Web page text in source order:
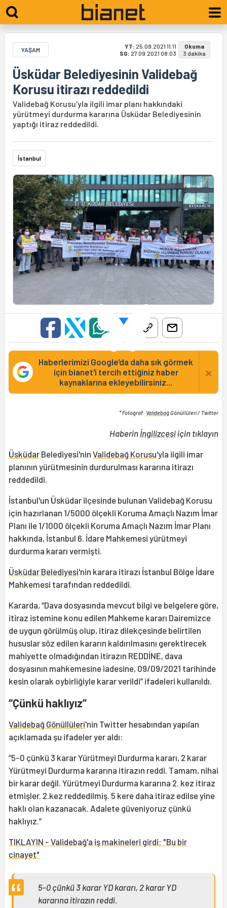
YAŞAM YT: 25.09.2021 11:11
SG: 27.09.2021 08:03
Okuma
3 dakika
Üsküdar Belediyesinin Validebağ
Korusu itirazı reddedildi
Validebağ Korusu'yla ilgili imar planı hakkındaki
yürütmeyi durdurma kararına Üsküdar Belediyesinin
yaptığı itiraz reddedildi.
İstanbul
Haberlerimizi Google'da daha sık görmek
için bianet'i tercih ettiğiniz haber
kaynaklarına ekleyebilirsiniz...
×
* Fotoğraf: ValidebağGönüllüleri / Twitter
Haberin İngilizcesiiçin tıklayın
Üsküdar Belediyesi'nin Validebağ Korusu'yla ilgili imar
planının yürütmesinin durdurulması kararına itirazı
reddedildi.
İstanbul'un Üsküdar ilçesinde bulunan Validebağ Korusu
için hazırlanan 1/5000 ölçekli Koruma Amaçlı Nazım İmar
Planı ile 1/1000 ölçekli Koruma Amaçlı Nazım İmar Planı
hakkında, İstanbul 6. İdare Mahkemesi yürütmeyi
durdurma kararı vermişti.
Üsküdar Belediyesi'nin karara itirazı İstanbul Bölge İdare
Mahkemesi tarafından reddedildi.
Kararda, “Dava dosyasında mevcut bilgi ve belgelere göre,
itiraz istemine konu edilen Mahkeme kararı Dairemizce
de uygun görülmüş olup, itiraz dilekçesinde belirtilen
hususlar söz edilen kararın kaldırılmasını gerektirecek
mahiyette olmadığından itirazın REDDİNE, dava
dosyasının mahkemesine iadesine, 09/09/2021 tarihinde
kesin olarak oybirliğiyle karar verildi” ifadeleri kullanıldı.
“Çünkü haklıyız”
Validebağ Gönüllüleri'nin Twitter hesabından yapılan
açıklamada şu ifadeler yer aldı:
“5-0 çünkü 3 karar Yürütmeyi Durdurma kararı, 2 karar
Yürütmeyi Durdurma kararına itirazın reddi. Tamam, nihai
bir karar değil. Yürütmeyi Durdurma kararına 2. kez itiraz
etmişler. 2.kez reddedilmiş. 5 kere daha itiraz edilse yine
haklı olan kazanacak. Adalete güveniyoruz çünkü
haklıyız.”
TIKLAYIN - Validebağ'a iş makineleri girdi: "Bu bir
cinayet"
5-0 çünkü 3 karar YD kararı, 2 karar YD
kararına itirazın reddi.